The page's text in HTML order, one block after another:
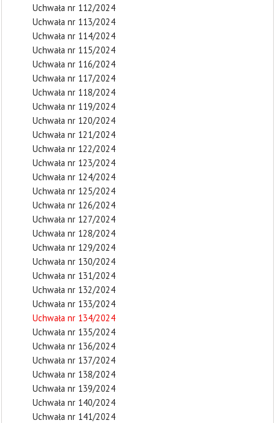
Uchwała nr 112/2024
Uchwała nr 113/2024
Uchwała nr 114/2024
Uchwała nr 115/2024
Uchwała nr 116/2024
Uchwała nr 117/2024
Uchwała nr 118/2024
Uchwała nr 119/2024
Uchwała nr 120/2024
Uchwała nr 121/2024
Uchwała nr 122/2024
Uchwała nr 123/2024
Uchwała nr 124/2024
Uchwała nr 125/2024
Uchwała nr 126/2024
Uchwała nr 127/2024
Uchwała nr 128/2024
Uchwała nr 129/2024
Uchwała nr 130/2024
Uchwała nr 131/2024
Uchwała nr 132/2024
Uchwała nr 133/2024
Uchwała nr 134/2024
Uchwała nr 135/2024
Uchwała nr 136/2024
Uchwała nr 137/2024
Uchwała nr 138/2024
Uchwała nr 139/2024
Uchwała nr 140/2024
Uchwała nr 141/2024